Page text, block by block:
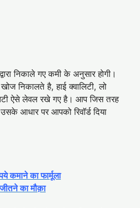
निकाले गए कमी के अनुसार होगी।
निकालते है, हाई क्वालिटी, लो
ऐसे लेवल रखे गए है। आप जिस तरह
आधार पर आपको रिवॉर्ड दिया
कमाने का फार्मूला
का मौक़ा